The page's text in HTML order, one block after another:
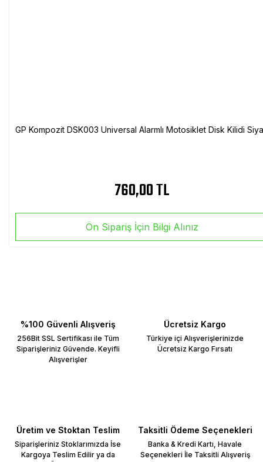
GP Kompozit DSK003 Universal Alarmlı Motosiklet Disk Kilidi
760,00 TL
Ön Sipariş İçin Bilgi Alınız
%100 Güvenli Alışveriş
256Bit SSL Sertifikası ile Tüm
Siparişleriniz Güvende. Keyifli
Alışverişler
Ücretsiz Kargo
Türkiye içi Alışverişlerinizde
Ücretsiz Kargo Fırsatı
Üretim ve Stoktan Teslim
Siparişleriniz Stoklarımızda İse
Kargoya Teslim Edilir ya da
Taksitli Ödeme Seçenekleri
Banka & Kredi Kartı, Havale
Seçenekleri İle Taksitli Alışveriş